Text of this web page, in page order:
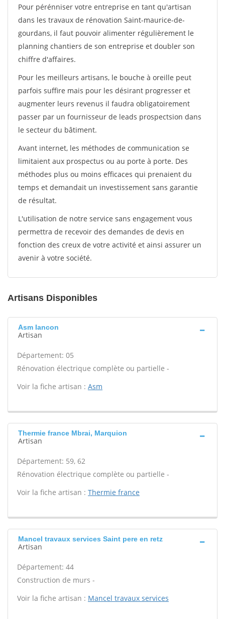
Pour pérénniser votre entreprise en tant qu'artisan
dans les travaux de rénovation Saint-maurice-de-
gourdans, il faut pouvoir alimenter régulièrement le
planning chantiers de son entreprise et doubler son
chiffre d'affaires.
Pour les meilleurs artisans, le bouche à oreille peut
parfois suffire mais pour les désirant progresser et
augmenter leurs revenus il faudra obligatoirement
passer par un fournisseur de leads prospectsion dans
le secteur du bâtiment.
Avant internet, les méthodes de communication se
limitaient aux prospectus ou au porte à porte. Des
méthodes plus ou moins efficaces qui prenaient du
temps et demandait un investissement sans garantie
de résultat.
L'utilisation de notre service sans engagement vous
permettra de recevoir des demandes de devis en
fonction des creux de votre activité et ainsi assurer un
avenir à votre société.
Artisans Disponibles
Asm Iancon
Artisan
Département: 05
Rénovation électrique complète ou partielle -
Voir la fiche artisan : Asm
Thermie france Mbrai, Marquion
Artisan
Département: 59, 62
Rénovation électrique complète ou partielle -
Voir la fiche artisan : Thermie france
Mancel travaux services Saint pere en retz
Artisan
Département: 44
Construction de murs -
Voir la fiche artisan : Mancel travaux services